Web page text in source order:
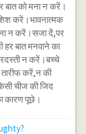
बात को मना न करें।
करें।भावनात्मक
न करें।सजा दें,पर
बात मनवाने का
न करें।बच्चे
करें,न की
चीज की जिद
कारण पूछे।